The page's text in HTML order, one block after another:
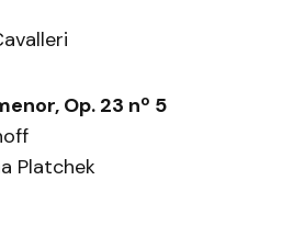
Op. 23 nº 5
Platchek